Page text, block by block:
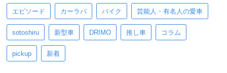
エピソード カーラバ バイク 芸能人・有名人の愛車
sotoshiru 新型車 DRIMO 推し車 コラム
pickup 新着